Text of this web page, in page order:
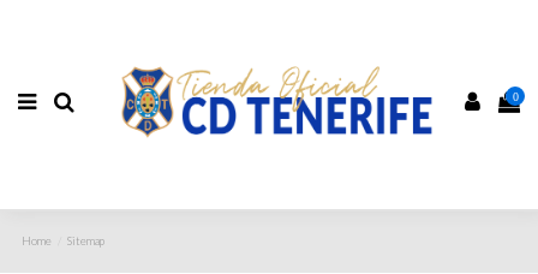
0
Home Sitemap